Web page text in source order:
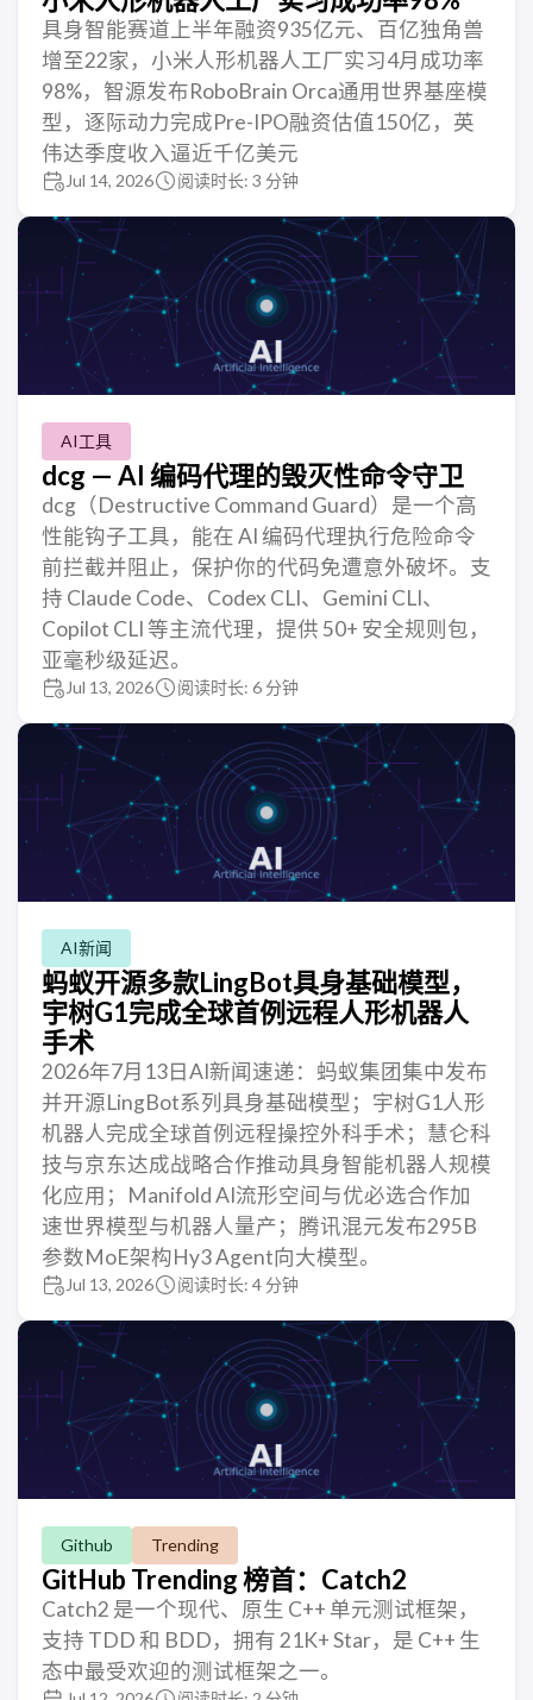
具身智能赛道上半年融资935亿元、百亿独角兽
增至22家，小米人形机器人工厂实习4月成功率
98%，智源发布RoboBrain Orca通用世界基座模
型，逐际动力完成Pre-IPO融资估值150亿，英
伟达季度收入逼近千亿美元
Jul 14, 2026 阅读时长: 3 分钟
AI工具
dcg — AI 编码代理的毁灭性命令守卫
dcg（Destructive Command Guard）是一个高
性能钩子工具，能在 AI 编码代理执行危险命令
前拦截并阻止，保护你的代码免遭意外破坏。支
持 Claude Code、Codex CLI、Gemini CLI、
Copilot CLI 等主流代理，提供 50+ 安全规则包，
亚毫秒级延迟。
Jul 13, 2026 阅读时长: 6 分钟
AI新闻
蚂蚁开源多款LingBot具身基础模型，
宇树G1完成全球首例远程人形机器人
手术
2026年7月13日AI新闻速递：蚂蚁集团集中发布
并开源LingBot系列具身基础模型；宇树G1人形
机器人完成全球首例远程操控外科手术；慧仑科
技与京东达成战略合作推动具身智能机器人规模
化应用；Manifold AI流形空间与优必选合作加
速世界模型与机器人量产；腾讯混元发布295B
参数MoE架构Hy3 Agent向大模型。
Jul 13, 2026 阅读时长: 4 分钟
Github Trending
GitHub Trending 榜首：Catch2
Catch2 是一个现代、原生 C++ 单元测试框架，
支持 TDD 和 BDD，拥有 21K+ Star，是 C++ 生
态中最受欢迎的测试框架之一。